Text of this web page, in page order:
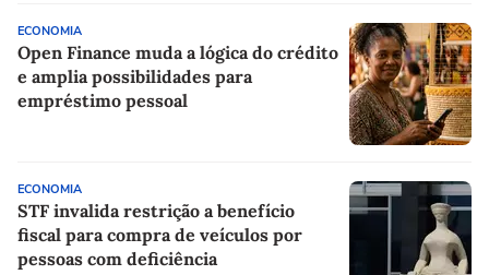
ECONOMIA
Open Finance muda a lógica do crédito
e amplia possibilidades para
empréstimo pessoal
ECONOMIA
STF invalida restrição a benefício
fiscal para compra de veículos por
pessoas com deficiência